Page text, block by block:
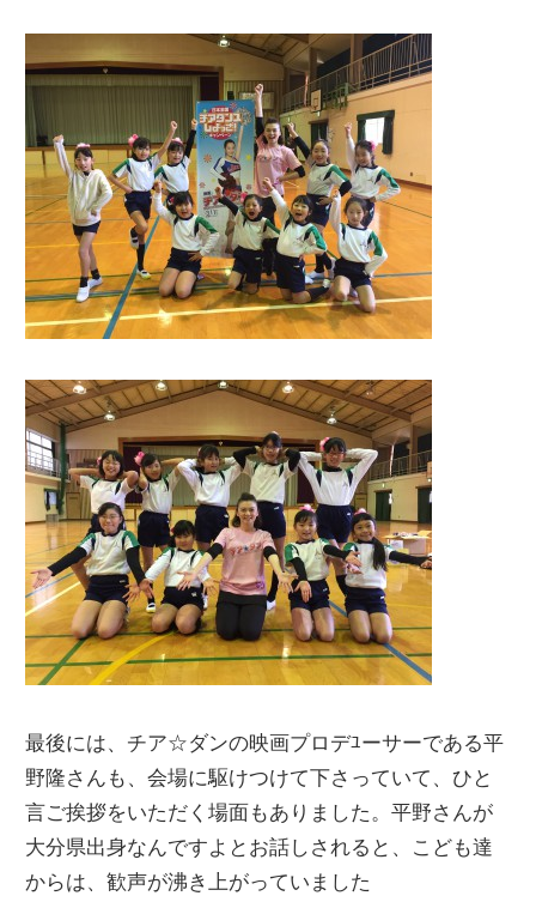
最後には、チア☆ダンの映画プロデﾕーサーである平
野隆さんも、会場に駆けつけて下さっていて、ひと
言ご挨拶をいただく場面もありました。平野さんが
大分県出身なんですよとお話しされると、こども達
からは、歓声が沸き上がっていました